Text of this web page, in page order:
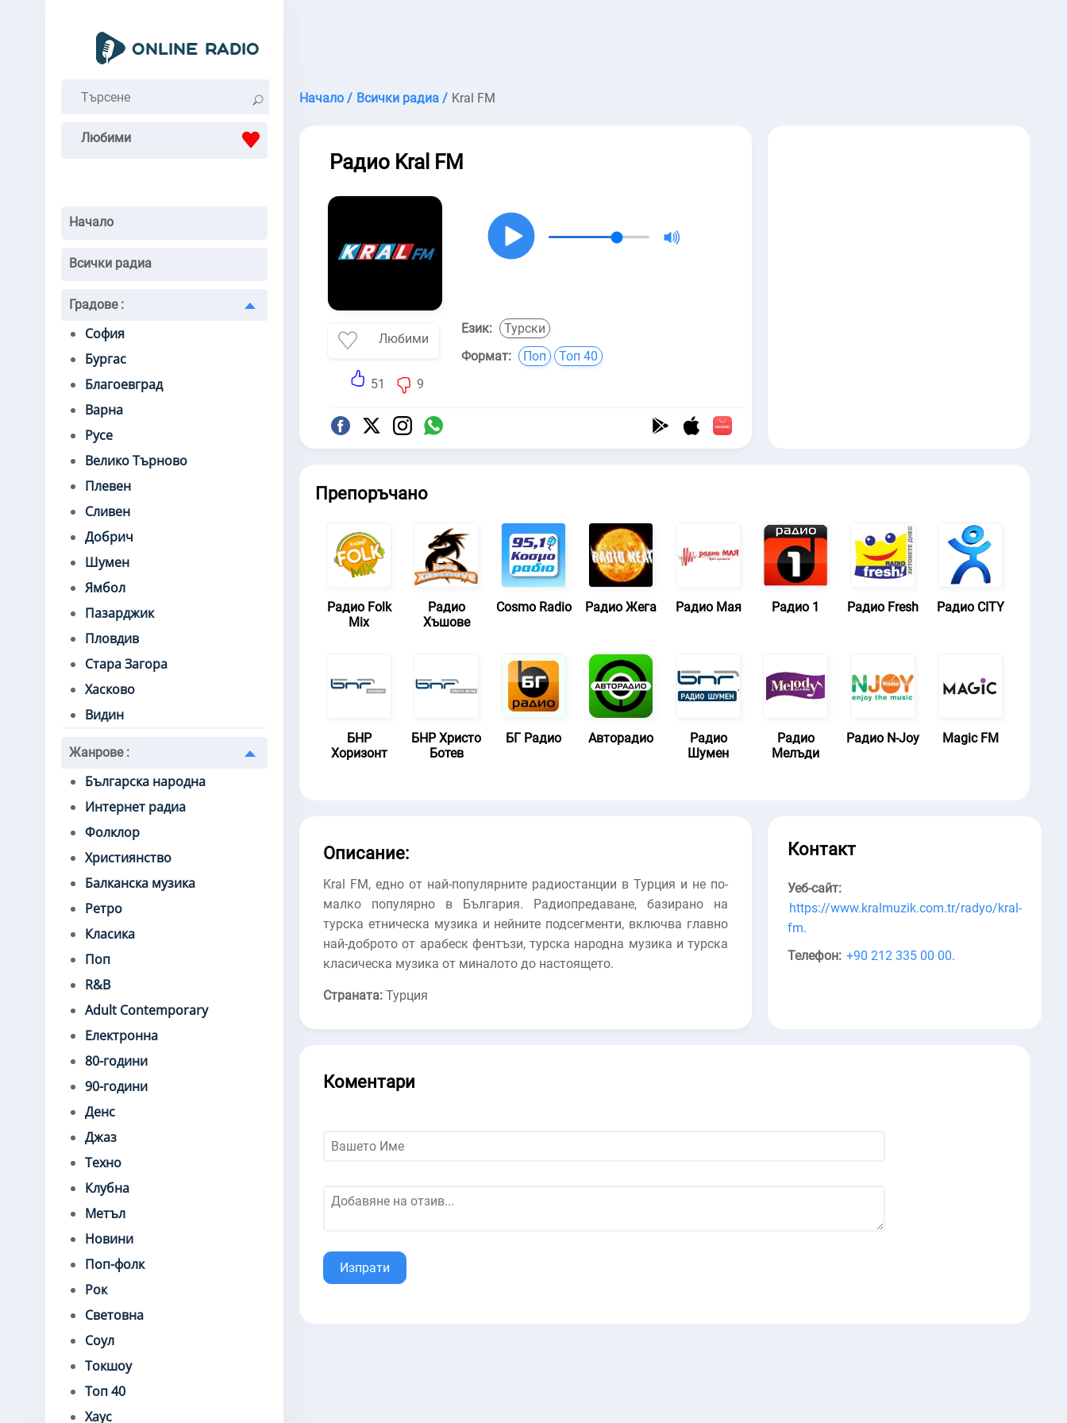
Любими
Начало
Всички радиа
Градове :
София
Бургас
Благоевград
Варна
Русе
Велико Търново
Плевен
Сливен
Добрич
Шумен
Ямбол
Пазарджик
Пловдив
Стара Загора
Хасково
Видин
Жанрове :
Българска народна
Интернет радиа
Фолклор
Християнство
Балканска музика
Ретро
Класика
Поп
R&B
Adult Contemporary
Електронна
80-години
90-години
Денс
Джаз
Техно
Клубна
Метъл
Новини
Поп-фолк
Рок
Световна
Соул
Токшоу
Топ 40
Хаус
Начало / Всички радиа / Kral FM
Радио Kral FM
Любими
51 9
Език:
Турски
Формат:
Поп Топ 40
Препоръчано
Радио Folk
Mix
Радио
Хъшове
Cosmo Radio Радио Жега Радио Мая Радио 1 Радио Fresh Радио CITY
БНР
Хоризонт
БНР Христо
Ботев
БГ Радио Авторадио
Радио
Шумен
Радио
Мелъди
Радио N-Joy Magic FM
Описание:
Kral FM, едно от най-популярните радиостанции в Турция и не по-
малко популярно в България. Радиопредаване, базирано на
турска етническа музика и нейните подсегменти, включва главно
най-доброто от арабеск фентъзи, турска народна музика и турска
класическа музика от миналото до настоящето.
Страната: Турция
Контакт
Уеб-сайт:
https://www.kralmuzik.com.tr/radyo/kral-
fm.
Телефон: +90 212 335 00 00.
Коментари
Изпрати